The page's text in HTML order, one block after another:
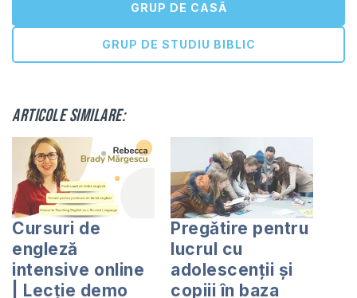
GRUP DE CASĂ
GRUP DE STUDIU BIBLIC
Articole similare:
Cursuri de
engleză
intensive online
| Lecție demo
Pregătire pentru
lucrul cu
adolescenții și
copiii în baza